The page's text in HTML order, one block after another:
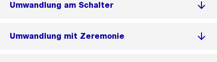
Umwandlung am Schalter
Umwandlung mit Zeremonie